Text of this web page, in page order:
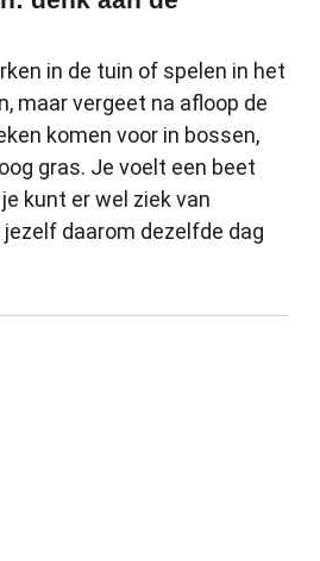
in de tuin of spelen in het
maar vergeet na afloop de
komen voor in bossen,
gras. Je voelt een beet
kunt er wel ziek van
daarom dezelfde dag